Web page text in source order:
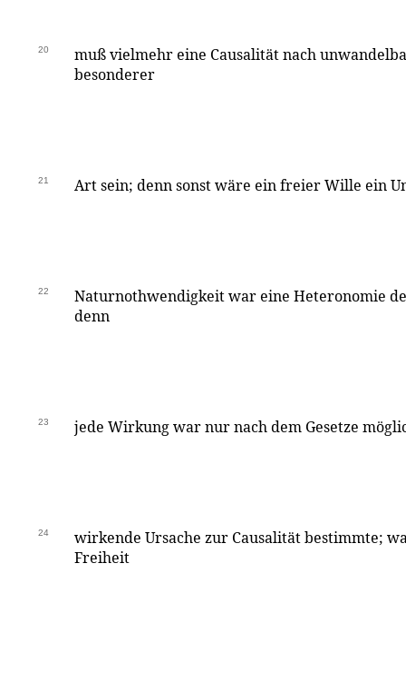
20
muß vielmehr eine Causalität nach
besonderer
21 Art sein; denn sonst wäre ein freier Wille ein
22
Naturnothwendigkeit war eine Heteronomie
denn
23 jede Wirkung war nur nach dem Gesetze
24
wirkende Ursache zur Causalität bestimmte;
Freiheit